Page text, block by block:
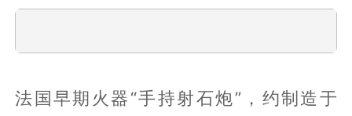
法国早期火器“手持射石炮”，约制造于